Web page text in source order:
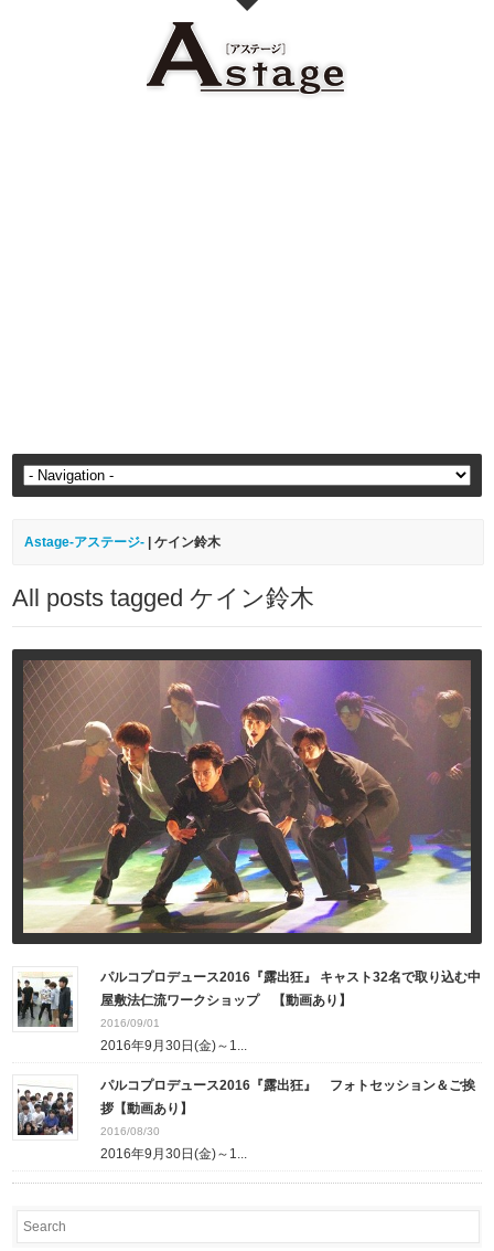
Astage-アステージ- |ケイン鈴木
All posts tagged ケイン鈴木
パルコプロデュース2016『露出狂』 キャスト32名で取り込む中
屋敷法仁流ワークショップ 【動画あり】
2016/09/01
2016年9月30日(金)～1...
パルコプロデュース2016『露出狂』 フォトセッション＆ご挨
拶【動画あり】
2016/08/30
2016年9月30日(金)～1...